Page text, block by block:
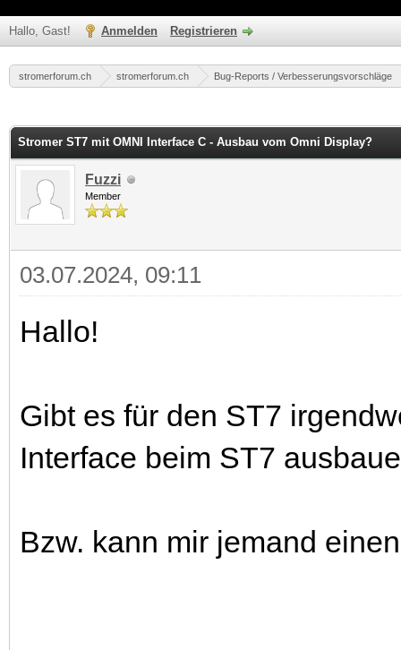
Hallo, Gast! Anmelden Registrieren
stromerforum.ch stromerforum.ch Bug-Reports / Verbesserungsvorschläge
Stromer ST7 mit OMNI Interface C - Ausbau vom Omni Display?
Fuzzi
Member
03.07.2024, 09:11
Hallo!
Gibt es für den ST7
Interface beim ST7
Bzw. kann mir jemand